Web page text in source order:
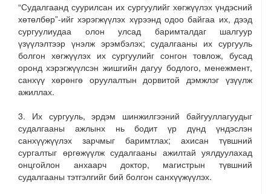
“Судалгаанд суурилсан их сургуулийг хөгжүүлэх үндэсний
хөтөлбөр”-ийг хэрэгжүүлэх хүрээнд одоо байгаа их, дээд
сургуулиудаа олон улсад баримталдаг шалгуур
үзүүлэлтээр үнэлж эрэмбэлэх; судалгааны их сургууль
болгон хөгжүүлэх их сургуулийг сонгон товлож, бусад
оронд хэрэгжүүлсэн жишгийн дагуу бодлого, менежмент,
санхүү хөрөнгө оруулалтын дорвитой дэмжлэг үзүүлж
ажиллах.
3. Их сургууль, эрдэм шинжилгээний байгууллагуудыг
судалгааны ажлынх нь бодит үр дүнд үндэслэн
санхүүжүүлэх зарчмыг баримтлах; ахисан түвшний
сургалтыг өргөжүүлж судалгааны ажилтай уялдуулахад
онцгойлон анхаарч доктор, магистрын түвшний
судалгааны тэтгэлгийг бий болгон санхүүжүүлэх.